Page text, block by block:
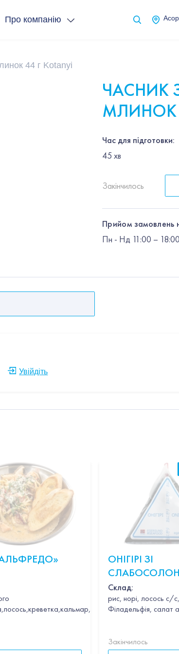
Про компанію
44 г Kotanyi
ЧАСНИК
МЛИНОК
Час для підготовки:
45 хв
Закінчилось
Прийом замовлень
Пн - Нд 11:00 – 18:00
Увійдіть
ОНІГІРІ ЗІ
ЛОСОСЕМ
Склад:
рис, норі, лосось с/
Філадельфія, салат
Закінчилось